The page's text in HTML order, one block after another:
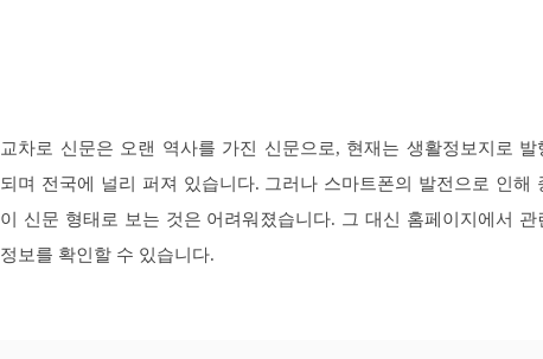
교차로 신문은 오랜 역사를 가진 신문으로, 현재는 생활정보지로 발
되며 전국에 널리 퍼져 있습니다. 그러나 스마트폰의 발전으로 인해
이 신문 형태로 보는 것은 어려워졌습니다. 그 대신 홈페이지에서 관
정보를 확인할 수 있습니다.